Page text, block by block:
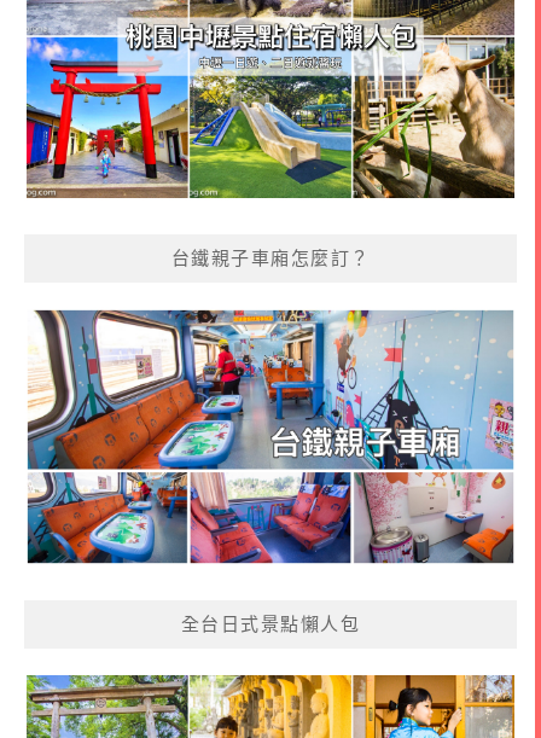
台鐵親子車廂怎麼訂？
全台日式景點懶人包